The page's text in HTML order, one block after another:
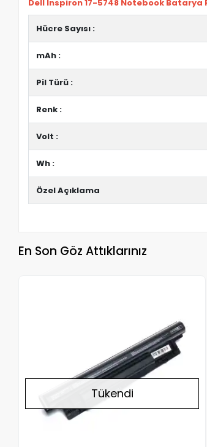
Dell Inspiron 17-5748 Notebook Batarya
Hücre Sayısı :
mAh :
Pil Türü :
Renk :
Volt :
Wh :
Özel Açıklama
En Son Göz Attıklarınız
Tükendi